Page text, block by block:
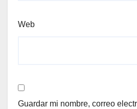
Web
Guardar mi nombre, correo